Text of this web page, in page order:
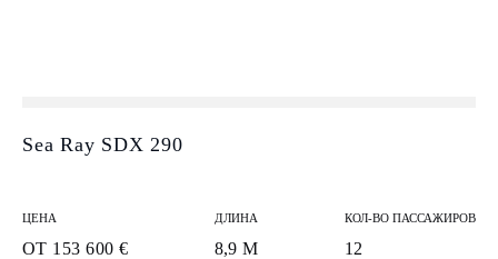
Sea Ray SDX 290
ЦЕНА
ОТ 153 600 €
ДЛИНА
8,9 М
КОЛ-ВО ПАССАЖИРОВ
12